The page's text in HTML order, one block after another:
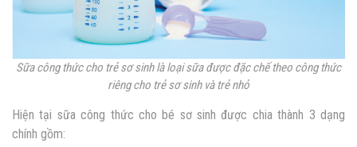
Sữa công thức cho trẻ sơ sinh là loại sữa được đặc chế theo công thức
riêng cho trẻ sơ sinh và trẻ nhỏ
Hiện tại sữa công thức cho bé sơ sinh được chia thành 3 dạng
chính gồm: